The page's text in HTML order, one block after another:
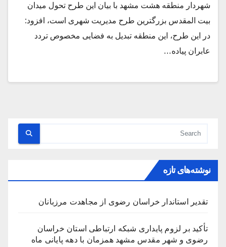
شهردار منطقه هشت مشهد با بیان این طرح تحول میدان
بیت المقدس بزرگترین طرح مدیریت شهری‌ است، افزود:
در این طرح، این منطقه تبدیل به فضایی مخصوص تردد
عابران پیاده…
نوشته‌های تازه
تقدیر استاندار خراسان رضوی از مجاهدت مرزبانان
تأکید بر لزوم پایداری شبکه ارتباطی استان خراسان
رضوی و شهر مقدس مشهد همزمان با دهه پایانی ماه